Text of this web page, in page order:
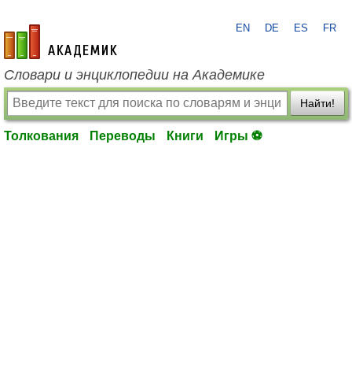
academic.ru
EN DE ES FR
Словари и энциклопедии на Академике
Найти!
Толкования Переводы Книги Игры ⚽